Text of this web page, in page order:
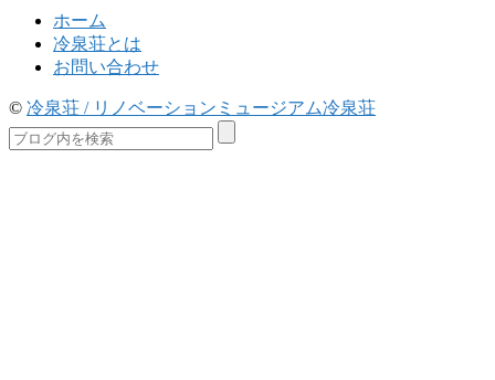
ホーム
冷泉荘とは
お問い合わせ
© 冷泉荘 / リノベーションミュージアム冷泉荘